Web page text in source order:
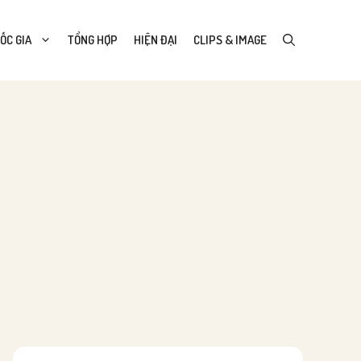
GIA TỔNG HỢP HIỆN ĐẠI CLIPS & IMAGE